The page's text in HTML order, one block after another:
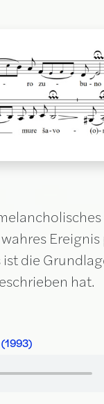
ist die
hat.